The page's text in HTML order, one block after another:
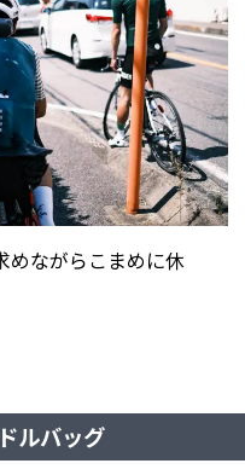
めながらこまめに休
ルバッグ